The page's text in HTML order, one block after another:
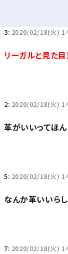
3: 2020/02/18(火)
リーガルと見た
2: 2020/02/18(火)
革がいいってほ
5: 2020/02/18(火)
なんか革いいら
7: 2020/02/18(火)